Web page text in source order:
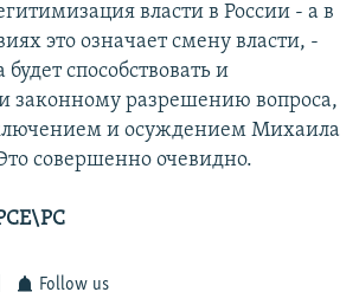
власти в России - а в
это означает смену власти, -
способствовать и
законному разрешению вопроса,
и осуждением Михаила
совершенно очевидно.
Follow us